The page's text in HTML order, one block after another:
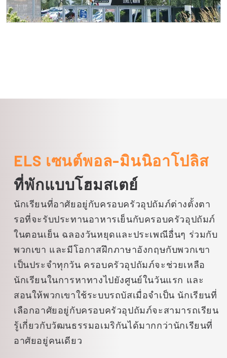
ห้างสรรพสินค้าแห่งอเมริกา
ร้านค้ามากกว่า 500 ร้าน ร้านอาหาร
ELS เซนต์พอล-มินนิอาโปลิส
ที่พักแบบโฮมสเตย์
นักเรียนที่อาศัยอยู่กับครอบครัวอุปถัมภ์ต่างตั้งตา
รอที่จะรับประทานอาหารเย็นกับครอบครัวอุปถัมภ์
ในตอนเย็น ฉลองวันหยุดและประเพณีอื่นๆ ร่วมกับ
พวกเขา และมีโอกาสฝึกภาษาอังกฤษกับพวกเขา
เป็นประจำทุกวัน ครอบครัวอุปถัมภ์จะช่วยเหลือ
นักเรียนในการหาทางไปยังศูนย์ในวันแรก และ
สอนให้พวกเขาใช้ระบบรถบัสเมื่อจำเป็น นักเรียนที่
เลือกอาศัยอยู่กับครอบครัวอุปถัมภ์จะสามารถเรียน
รู้เกี่ยวกับวัฒนธรรมอเมริกันได้มากกว่านักเรียนที่
อาศัยอยู่คนเดียว